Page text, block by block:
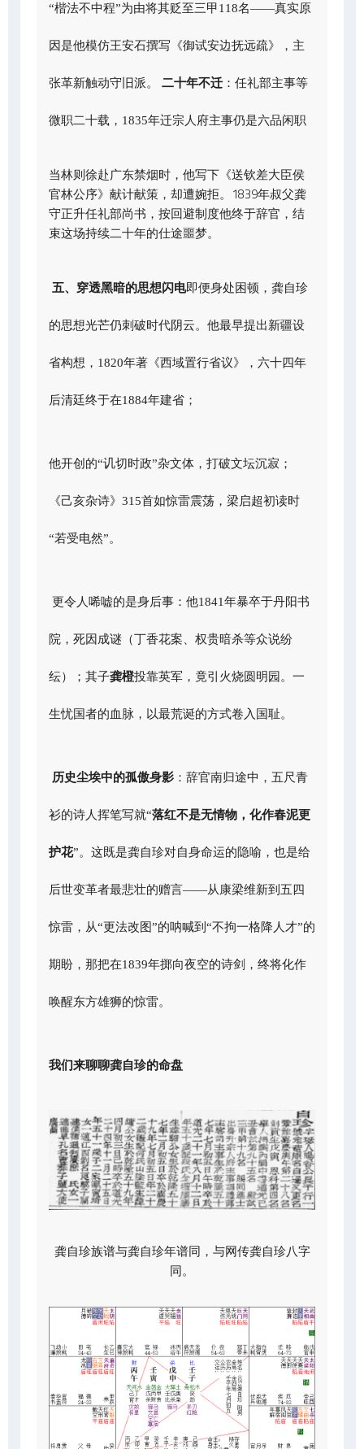
“楷法不中程”为由将其贬至三甲118名——真实原
因是他模仿王安石撰写《御试安边抚远疏》，主
张革新触动守旧派。 二十年不迁 ：任礼部主事等
微职二十载，1835年迁宗人府主事仍是六品闲职
当林则徐赴广东禁烟时，他写下《送钦差大臣侯
官林公序》献计献策，却遭婉拒。1839年叔父龚
守正升任礼部尚书，按回避制度他终于辞官，结
束这场持续二十年的仕途噩梦。
五、穿透黑暗的思想闪电即便身处困顿，龚自珍
的思想光芒仍刺破时代阴云。他最早提出新疆设
省构想，1820年著《西域置行省议》，六十四年
后清廷终于在1884年建省；
他开创的“讥切时政”杂文体，打破文坛沉寂；
《己亥杂诗》315首如惊雷震荡，梁启超初读时
“若受电然”。
更令人唏嘘的是身后事：他1841年暴卒于丹阳书
院，死因成谜（丁香花案、权贵暗杀等众说纷
纭）；其子龚橙投靠英军，竟引火烧圆明园。一
生忧国者的血脉，以最荒诞的方式卷入国耻。
历史尘埃中的孤傲身影 ：辞官南归途中，五尺青
衫的诗人挥笔写就“落红不是无情物，化作春泥更
护花”。这既是龚自珍对自身命运的隐喻，也是给
后世变革者最悲壮的赠言——从康梁维新到五四
惊雷，从“更法改图”的呐喊到“不拘一格降人才”的
期盼，那把在1839年掷向夜空的诗剑，终将化作
唤醒东方雄狮的惊雷。
我们来聊聊龚自珍的命盘
龚自珍族谱与龚自珍年谱同，与网传龚自珍八字
同。